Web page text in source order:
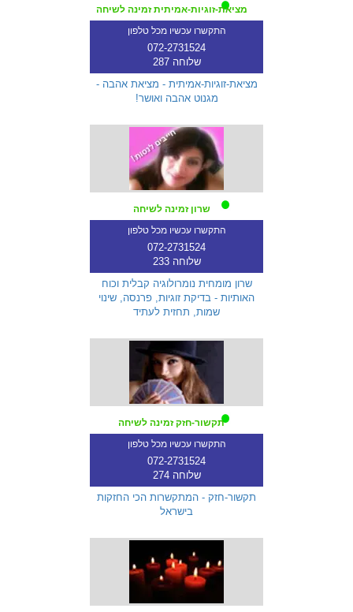
מציאת-זוגיות-אמיתית זמינה לשיחה
התקשרו עכשיו מכל טלפון
072-2731524
שלוחה 287
מציאת-זוגיות-אמיתית - מציאת אהבה -
מגנוט אהבה ואושר!
שרון זמינה לשיחה
התקשרו עכשיו מכל טלפון
072-2731524
שלוחה 233
שרון מומחית נומרולוגיה קבלית וכוח
האותיות - בדיקת זוגיות, פרנסה, שינוי
שמות, תחזית לעתיד
תקשור-חזק זמינה לשיחה
התקשרו עכשיו מכל טלפון
072-2731524
שלוחה 274
תקשור-חזק - המתקשרות הכי החזקות
בישראל